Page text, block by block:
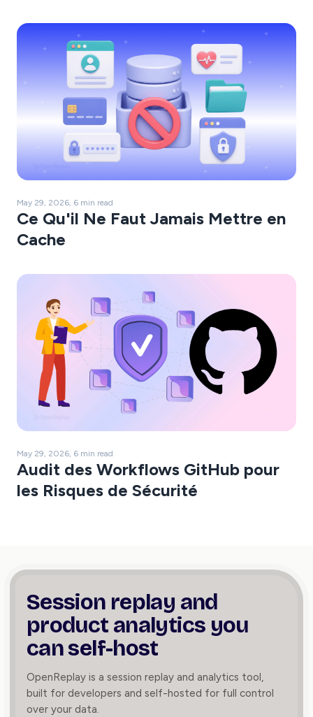
May 29, 2026, 6 min read
Ce Qu'il Ne Faut Jamais Mettre en
Cache
May 29, 2026, 6 min read
Audit des Workflows GitHub pour
les Risques de Sécurité
Session replay and
product analytics you
can self-host
OpenReplay is a session replay and analytics tool,
built for developers and self-hosted for full control
over your data.